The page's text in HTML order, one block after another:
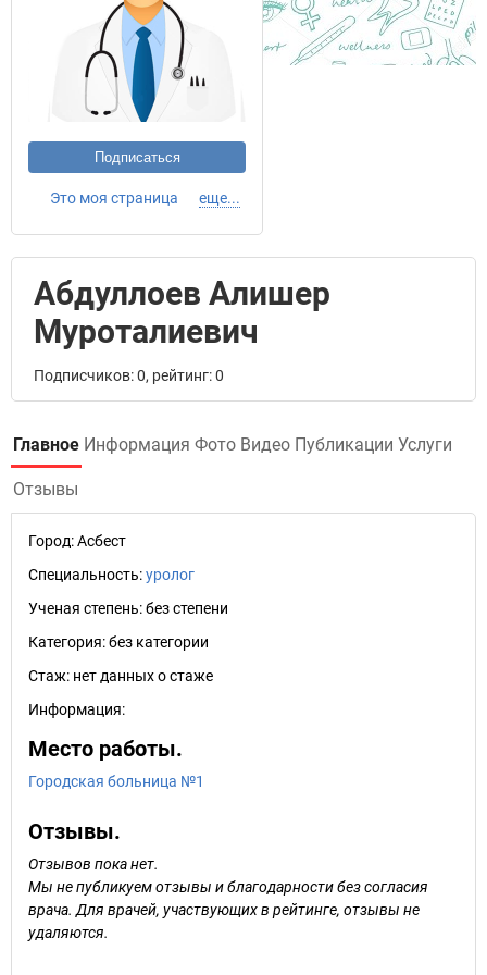
Подписаться
Это моя страница еще...
Абдуллоев Алишер
Муроталиевич
Подписчиков: 0, рейтинг: 0
Главное Информация Фото Видео Публикации Услуги
Отзывы
Город:Асбест
Специальность:уролог
Ученая степень:без степени
Категория:без категории
Стаж: нет данных о стаже
Информация:
Место работы.
Городская больница №1
Отзывы.
Отзывов пока нет.
Мы не публикуем отзывы и благодарности без согласия
врача. Для врачей, участвующих в рейтинге, отзывы не
удаляются.